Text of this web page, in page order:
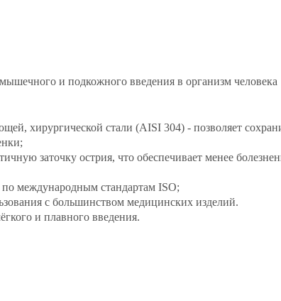
и подкожного введения в организм человека
хирургической стали (AISI 304) - позволяет
заточку острия, что обеспечивает менее
международным стандартам ISO;
с большинством медицинских изделий.
и плавного введения.